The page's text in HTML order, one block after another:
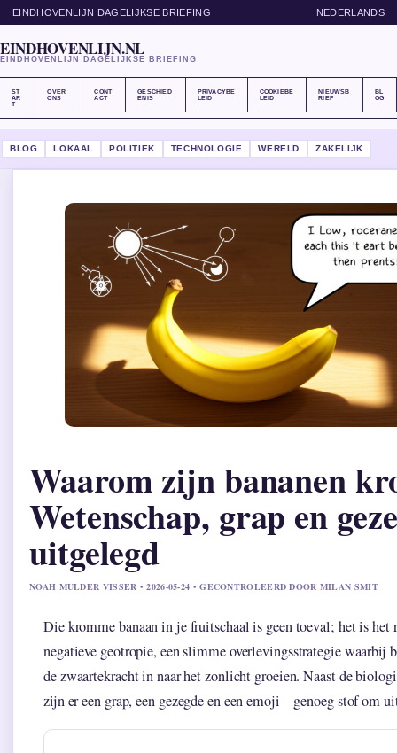
EINDHOVENLIJN DAGELIJKSE BRIEFING NEDERLANDS
EINDHOVENLIJN.NL
EINDHOVENLIJN DAGELIJKSE BRIEFING
ST
AR
T
OVER
ONS
CONT
ACT
GESCHIED
ENIS
PRIVACYBE
LEID
COOKIEBE
LEID
NIEUWSB
RIEF
BL
OG
BLOG LOKAAL POLITIEK TECHNOLOGIE WERELD ZAKELIJK
Waarom zijn bananen
Wetenschap, grap en
uitgelegd
NOAH MULDER VISSER • 2026-05-24 • GECONTROLEERD DOOR MILAN SMIT
Die kromme banaan in je fruitschaal is geen toeval; het is het
negatieve geotropie, een slimme overlevingsstrategie waarbij
de zwaartekracht in naar het zonlicht groeien. Naast de
zijn er een grap, een gezegde en een emoji – genoeg stof om